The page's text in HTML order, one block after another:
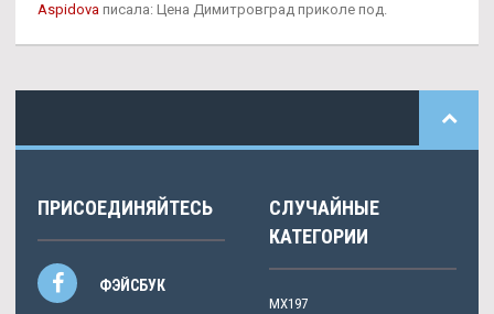
Aspidova писала: Цена Димитровград приколе под.
ПРИСОЕДИНЯЙТЕСЬ
ФЭЙСБУК
СЛУЧАЙНЫЕ
КАТЕГОРИИ
MX197